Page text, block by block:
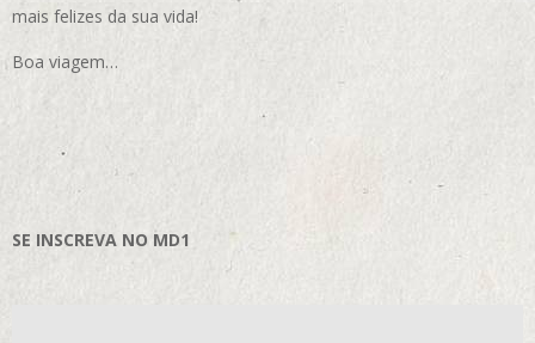
mais felizes da sua vida!
Boa viagem…
SE INSCREVA NO MD1